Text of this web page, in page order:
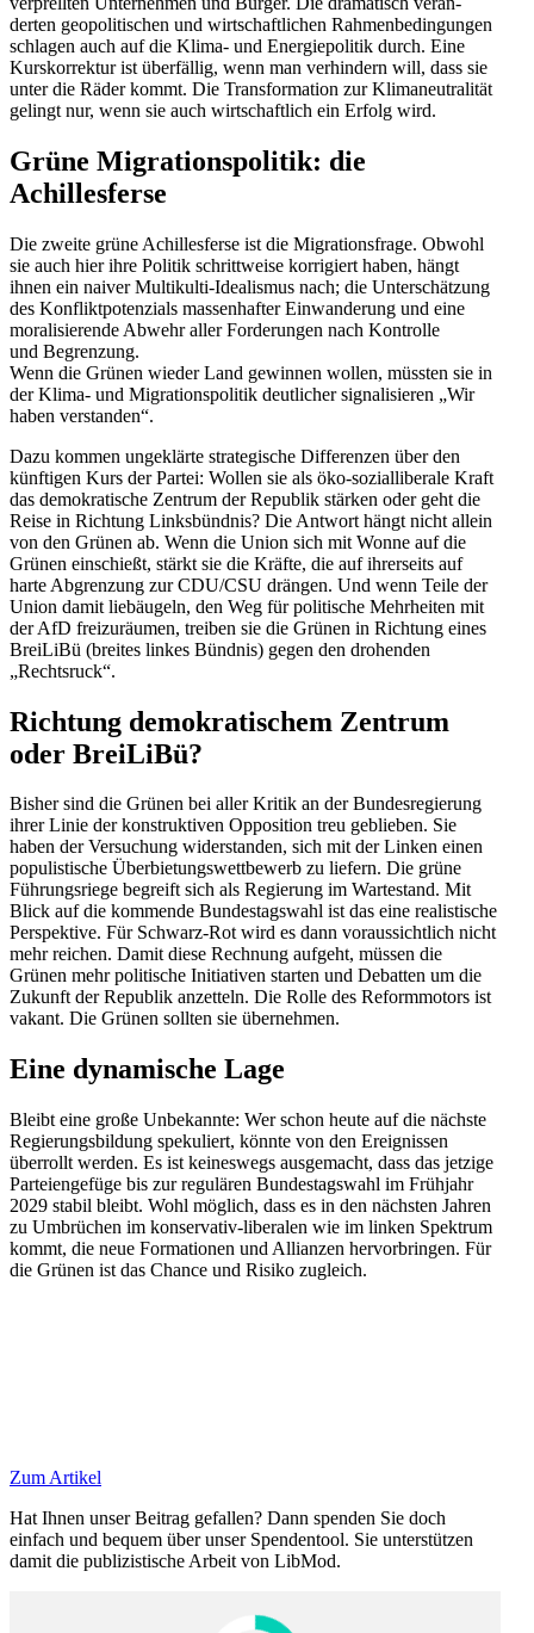
derten geopo­li­ti­schen und wirtschaft­lichen Rahmen­be­din­gungen
schlagen auch auf die Klima- und Energie­po­litik durch. Eine
Kurskor­rektur ist überfällig, wenn man verhindern will, dass sie
unter die Räder kommt. Die Trans­for­mation zur Klima­neu­tra­lität
gelingt nur, wenn sie auch wirtschaftlich ein Erfolg wird.
Grüne Migra­ti­ons­po­litik: die
Achillesferse
Die zweite grüne Achil­les­ferse ist die Migra­ti­ons­frage. Obwohl
sie auch hier ihre Politik schritt­weise korri­giert haben, hängt
ihnen ein naiver Multi­kulti-Idealismus nach; die Unter­schätzung
des Konflikt­po­ten­zials massen­hafter Einwan­derung und eine
morali­sie­rende Abwehr aller Forde­rungen nach Kontrolle
und Begrenzung.
Wenn die Grünen wieder Land gewinnen wollen, müssten sie in
der Klima- und Migra­ti­ons­po­litik deutlicher signa­li­sieren „Wir
haben verstanden“.
Dazu kommen ungeklärte strate­gische Diffe­renzen über den
künftigen Kurs der Partei: Wollen sie als öko-sozial­li­berale Kraft
das demokra­tische Zentrum der Republik stärken oder geht die
Reise in Richtung Links­bündnis? Die Antwort hängt nicht allein
von den Grünen ab. Wenn die Union sich mit Wonne auf die
Grünen einschießt, stärkt sie die Kräfte, die auf ihrer­seits auf
harte Abgrenzung zur CDU/​CSU drängen. Und wenn Teile der
Union damit liebäugeln, den Weg für politische Mehrheiten mit
der AfD freizu­räumen, treiben sie die Grünen in Richtung eines
BreiLiBü (breites linkes Bündnis) gegen den drohenden
„Rechtsruck“.
Richtung demokra­ti­schem Zentrum
oder BreiLiBü?
Bisher sind die Grünen bei aller Kritik an der Bundes­re­gierung
ihrer Linie der konstruk­tiven Opposition treu geblieben. Sie
haben der Versu­chung wider­standen, sich mit der Linken einen
populis­tische Überbie­tungs­wett­bewerb zu liefern. Die grüne
Führungs­riege begreift sich als Regierung im Warte­stand. Mit
Blick auf die kommende Bundes­tagswahl ist das eine realis­tische
Perspektive. Für Schwarz-Rot wird es dann voraus­sichtlich nicht
mehr reichen. Damit diese Rechnung aufgeht, müssen die
Grünen mehr politische Initia­tiven starten und Debatten um die
Zukunft der Republik anzetteln. Die Rolle des Reform­motors ist
vakant. Die Grünen sollten sie übernehmen.
Eine dynamische Lage
Bleibt eine große Unbekannte: Wer schon heute auf die nächste
Regie­rungs­bildung speku­liert, könnte von den Ereig­nissen
überrollt werden. Es ist keineswegs ausge­macht, dass das jetzige
Partei­en­gefüge bis zur regulären Bundes­tagswahl im Frühjahr
2029 stabil bleibt. Wohl möglich, dass es in den nächsten Jahren
zu Umbrüchen im konser­vativ-liberalen wie im linken Spektrum
kommt, die neue Forma­tionen und Allianzen hervor­bringen. Für
die Grünen ist das Chance und Risiko zugleich.
Zum Artikel
Hat Ihnen unser Beitrag gefallen? Dann spenden Sie doch
einfach und bequem über unser Spendentool. Sie unter­stützen
damit die publi­zis­tische Arbeit von LibMod.